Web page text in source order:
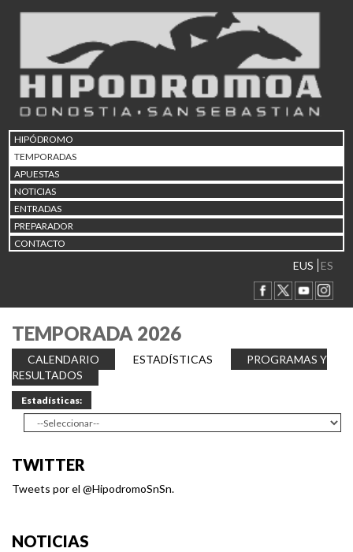
HIPÓDROMO
TEMPORADAS
APUESTAS
NOTICIAS
ENTRADAS
PREPARADOR
CONTACTO
EUS ES
TEMPORADA 2026
CALENDARIO ESTADÍSTICAS
PROGRAMAS Y
RESULTADOS
Estadísticas:
TWITTER
Tweets por el @HipodromoSnSn.
NOTICIAS